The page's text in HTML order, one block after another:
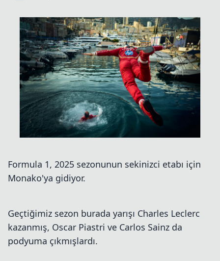
Formula 1, 2025 sezonunun sekinizci etabı için
Monako'ya gidiyor.
Geçtiğimiz sezon burada yarışı Charles Leclerc
kazanmış, Oscar Piastri ve Carlos Sainz da
podyuma çıkmışlardı.